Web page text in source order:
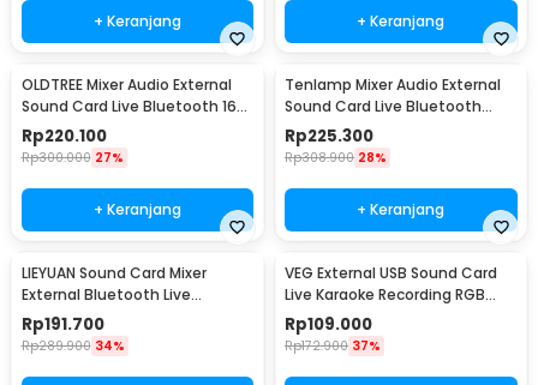
+ Keranjang + Keranjang
OLDTREE Mixer Audio External
Sound Card Live Bluetooth 16
Effects - K500
Rp220.100
Rp300.000 27%
+ Keranjang
Tenlamp Mixer Audio External
Sound Card Live Bluetooth
Digital Display - X3
Rp225.300
Rp308.900 28%
+ Keranjang
LIEYUAN Sound Card Mixer
External Bluetooth Live
Broadcast 1200mAh - V19
Rp191.700
Rp289.900 34%
VEG External USB Sound Card
Live Karaoke Recording RGB
English Version - V8
Rp109.000
Rp172.900 37%